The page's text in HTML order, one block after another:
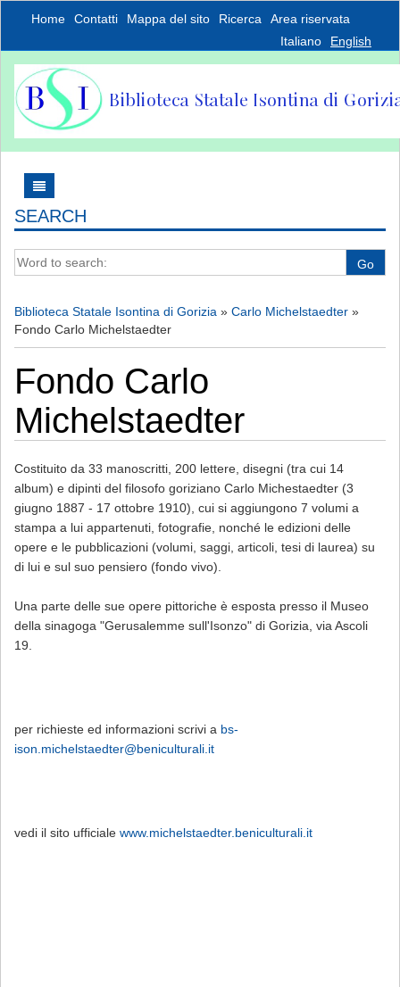
Home Contatti Mappa del sito Ricerca
Area riservata
Italiano
English
SEARCH
Word to search: Go
Biblioteca Statale Isontina di Gorizia » Carlo Michelstaedter »
Fondo Carlo Michelstaedter
Fondo Carlo
Michelstaedter
Costituito da 33 manoscritti, 200 lettere, disegni (tra cui 14
album) e dipinti del filosofo goriziano Carlo Michestaedter (3
giugno 1887 - 17 ottobre 1910), cui si aggiungono 7 volumi a
stampa a lui appartenuti, fotografie, nonché le edizioni delle
opere e le pubblicazioni (volumi, saggi, articoli, tesi di laurea) su
di lui e sul suo pensiero (fondo vivo).
Una parte delle sue opere pittoriche è esposta presso il Museo
della sinagoga "Gerusalemme sull'Isonzo" di Gorizia, via Ascoli
19.
per richieste ed informazioni scrivi a bs-
ison.michelstaedter@beniculturali.it
vedi il sito ufficiale www.michelstaedter.beniculturali.it